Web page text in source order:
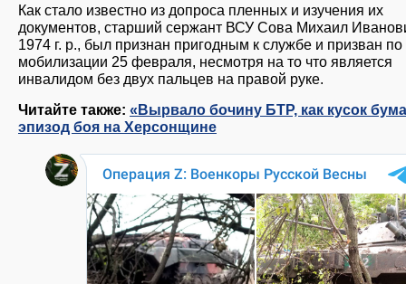
Как стало известно из допроса пленных и изучения их
документов, старший сержант ВСУ Сова Михаил
1974 г. р., был признан пригодным к службе и призван по
мобилизации 25 февраля, несмотря на то что является
инвалидом без двух пальцев на правой руке.
Читайте также: «Вырвало бочину БТР, как кусок
эпизод боя на Херсонщине